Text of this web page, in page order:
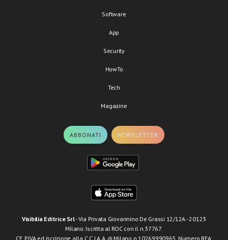
Software
App
Security
HowTo
Tech
Magazine
ABBONATI NEWSLETTER
Visibilia Editrice Srl- Via Privata Giovannino De Grassi 12/12A - 20123
Milano. Iscritta al ROC con il n.37767.
CF, P.IVA ed iscrizione alla C.C.I.A.A. di Milano n.10269990965. Numero REA: